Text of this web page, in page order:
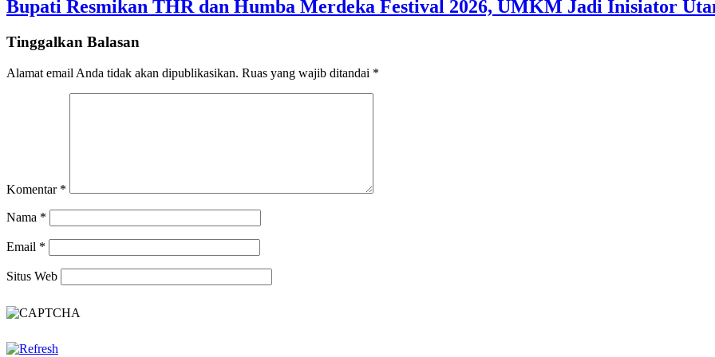
Bupati Resmikan THR dan Humba Merdeka Festival 2026, UMKM Jadi Inisiator
Tinggalkan Balasan
Alamat email Anda tidak akan dipublikasikan. Ruas yang wajib ditandai *
Komentar *
Nama *
Email *
Situs Web